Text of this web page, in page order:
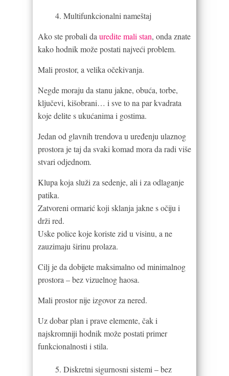
Multifunkcionalni nameštaj
Ako ste probali da uredite mali stan, onda znate
kako hodnik može postati najveći problem.
Mali prostor, a velika očekivanja.
Negde moraju da stanu jakne, obuća, torbe,
ključevi, kišobrani… i sve to na par kvadrata
koje delite s ukućanima i gostima.
Jedan od glavnih trendova u uređenju ulaznog
prostora je taj da svaki komad mora da radi više
stvari odjednom.
Klupa koja služi za sedenje, ali i za odlaganje
patika.
Zatvoreni ormarić koji sklanja jakne s očiju i
drži red.
Uske police koje koriste zid u visinu, a ne
zauzimaju širinu prolaza.
Cilj je da dobijete maksimalno od minimalnog
prostora – bez vizuelnog haosa.
Mali prostor nije izgovor za nered.
Uz dobar plan i prave elemente, čak i
najskromniji hodnik može postati primer
funkcionalnosti i stila.
Diskretni sigurnosni sistemi – bez